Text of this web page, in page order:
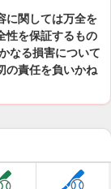
に関しては万全を
性を保証するもの
なる損害について
の責任を負いかね